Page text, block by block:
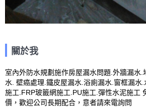
關於我
室內外防水規劃施作房屋漏水問題.外牆漏水.
水. 壁癌處理.鐵皮屋漏水.浴廁漏水.窗框漏水.
施工.FRP玻籤網施工.PU施工.彈性水泥施工
價，歡迎公司長期配合，意者請來電詢問